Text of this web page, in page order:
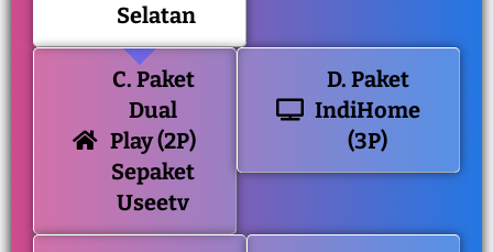
Selatan
C. Paket
Dual
Play (2P)
Sepaket
Useetv
D. Paket
IndiHome
(3P)